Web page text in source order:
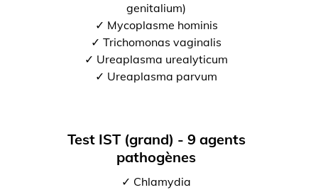
genitalium)
✓ Mycoplasme hominis
✓ Trichomonas vaginalis
✓ Ureaplasma urealyticum
✓ Ureaplasma parvum
Test IST (grand) - 9 agents
pathogènes
✓ Chlamydia